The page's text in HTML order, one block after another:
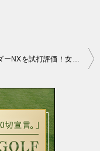
スピーダーNXを試打評価！女子プロのシャフトを青く染める新スピーダーとは？